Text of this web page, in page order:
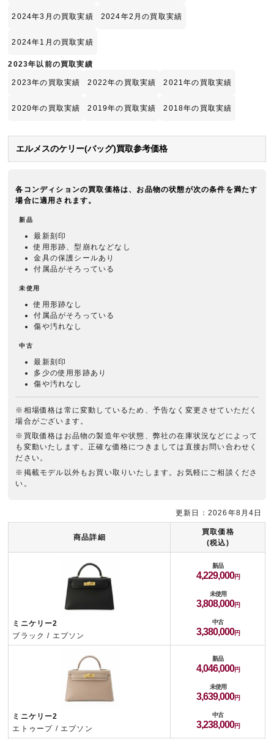
2024年3月の買取実績 2024年2月の買取実績
2024年1月の買取実績
2023年以前の買取実績
2023年の買取実績 2022年の買取実績 2021年の買取実績
2020年の買取実績 2019年の買取実績 2018年の買取実績
エルメスのケリー(バッグ)買取参考価格
各コンディションの買取価格は、お品物の状態が次の条件を満たす
場合に適用されます。
新品
最新刻印
使用形跡、型崩れなどなし
金具の保護シールあり
付属品がそろっている
未使用
使用形跡なし
付属品がそろっている
傷や汚れなし
中古
最新刻印
多少の使用形跡あり
傷や汚れなし
※相場価格は常に変動しているため、予告なく変更させていただく
場合がございます。
※買取価格はお品物の製造年や状態、弊社の在庫状況などによって
も変動いたします。正確な価格につきましては直接お問い合わせく
ださい。
※掲載モデル以外もお買い取りいたします。お気軽にご相談くださ
い。
商品詳細
買取価格
(税込)
ミニケリー2
ブラック / エプソン
新品
4,229,000
未使用
3,808,000
中古
3,380,000
ミニケリー2
エトゥープ / エプソン
新品
4,046,000
未使用
3,639,000
中古
3,238,000
更新日：2026年8月4日